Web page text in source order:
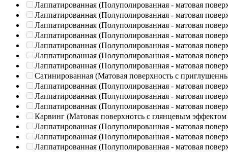
Лаппатированная (Полуполированная - матовая
Лаппатированная (Полуполированная - матовая
Лаппатированная (Полуполированная - матовая
Лаппатированная (Полуполированная - матовая
Лаппатированная (Полуполированная - матовая
Лаппатированная (Полуполированная - матовая
Лаппатированная (Полуполированная - матовая
Сатинированная (Матовая поверхность с
Лаппатированная (Полуполированная - матовая
Лаппатированная (Полуполированная - матовая
Лаппатированная (Полуполированная - матовая
Карвинг (Матовая поверхнотсь с глянцевым эффектом
Лаппатированная (Полуполированная - матовая
Лаппатированная (Полуполированная - матовая
Лаппатированная (Полуполированная - матовая